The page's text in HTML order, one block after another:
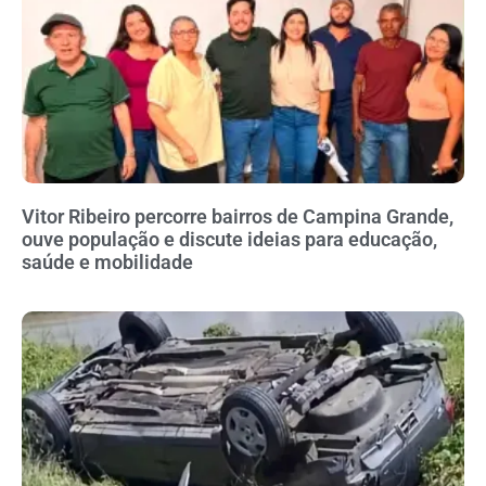
Vitor Ribeiro percorre bairros de Campina Grande,
ouve população e discute ideias para educação,
saúde e mobilidade